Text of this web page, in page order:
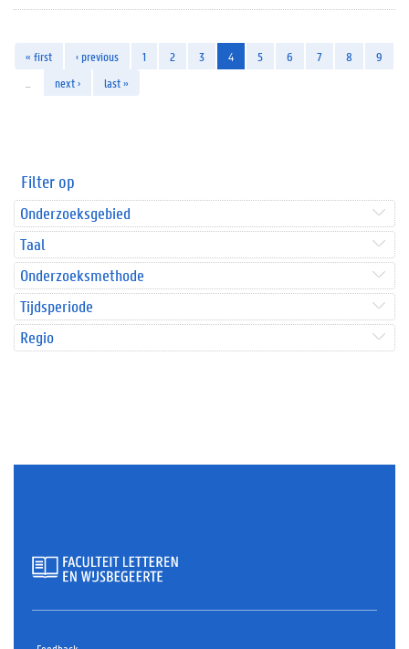
« first ‹ previous 1 2 3 4 5 6 7 8
9
next › last »
Filter op
Onderzoeksgebied
Taal
Onderzoeksmethode
Tijdsperiode
Regio